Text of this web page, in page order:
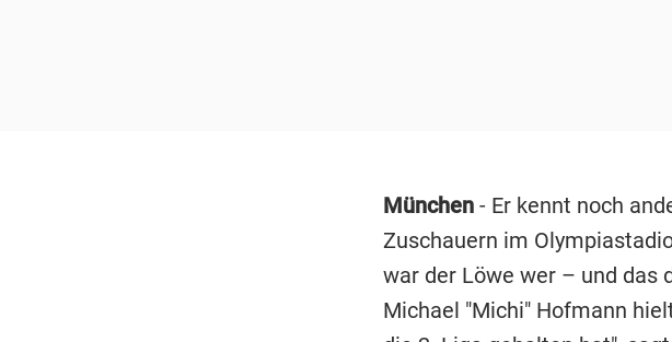
München- Er kennt noch
Zuschauern im
war der Löwe wer – und das
Michael "Michi" Hofmann